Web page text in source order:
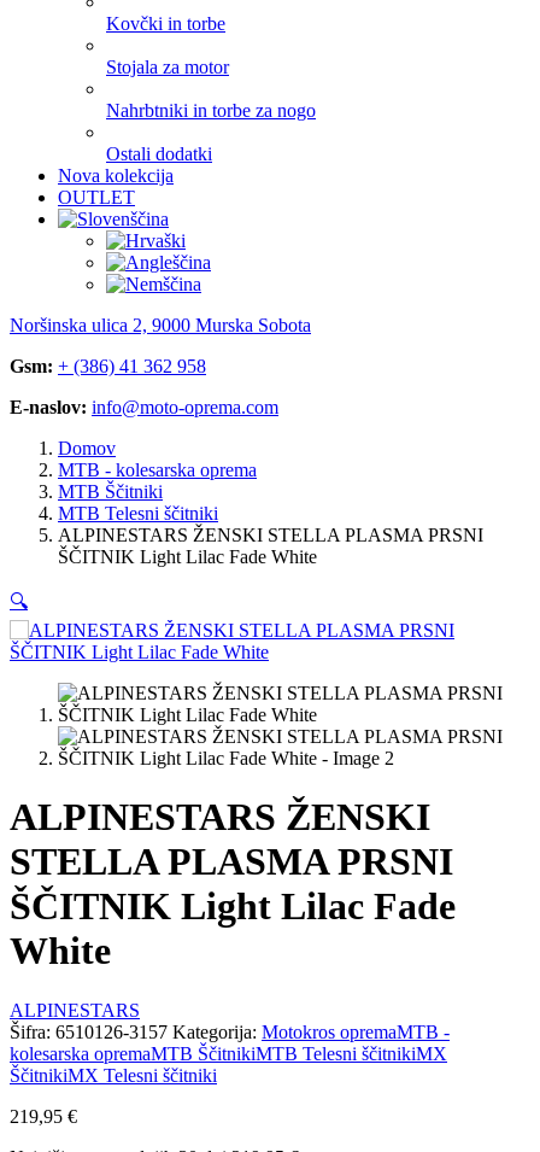
Kovčki in torbe
Stojala za motor
Nahrbtniki in torbe za nogo
Ostali dodatki
Nova kolekcija
OUTLET
Noršinska ulica 2, 9000 Murska Sobota
Gsm: + (386) 41 362 958
E-naslov: info@moto-oprema.com
Domov
MTB - kolesarska oprema
MTB Ščitniki
MTB Telesni ščitniki
ALPINESTARS ŽENSKI STELLA PLASMA PRSNI
ŠČITNIK Light Lilac Fade White
🔍
ALPINESTARS ŽENSKI
STELLA PLASMA PRSNI
ŠČITNIK Light Lilac Fade
White
ALPINESTARS
Šifra: 6510126-3157 Kategorija: Motokros opremaMTB -
kolesarska opremaMTB ŠčitnikiMTB Telesni ščitnikiMX
ŠčitnikiMX Telesni ščitniki
219,95 €